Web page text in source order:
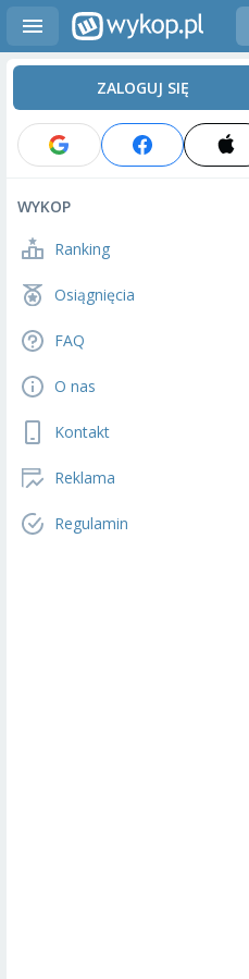
ZALOGUJ SIĘ
WYKOP
Ranking
Osiągnięcia
FAQ
O nas
Kontakt
Reklama
Regulamin